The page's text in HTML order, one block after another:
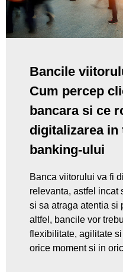
Bancile
Cum percep
bancara si ce
digitalizarea
banking-ului
Banca viitorului va fi
relevanta, astfel incat
si sa atraga atentia si
altfel, bancile vor
flexibilitate, agilitate
orice moment si in